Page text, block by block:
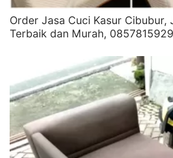
Order Jasa Cuci Kasur Cibubur,
Terbaik dan Murah,